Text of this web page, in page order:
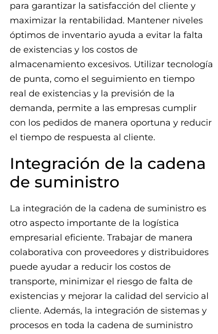
para garantizar la satisfacción del cliente y
maximizar la rentabilidad. Mantener niveles
óptimos de inventario ayuda a evitar la falta
de existencias y los costos de
almacenamiento excesivos. Utilizar tecnología
de punta, como el seguimiento en tiempo
real de existencias y la previsión de la
demanda, permite a las empresas cumplir
con los pedidos de manera oportuna y reducir
el tiempo de respuesta al cliente.
Integración de la cadena
de suministro
La integración de la cadena de suministro es
otro aspecto importante de la logística
empresarial eficiente. Trabajar de manera
colaborativa con proveedores y distribuidores
puede ayudar a reducir los costos de
transporte, minimizar el riesgo de falta de
existencias y mejorar la calidad del servicio al
cliente. Además, la integración de sistemas y
procesos en toda la cadena de suministro